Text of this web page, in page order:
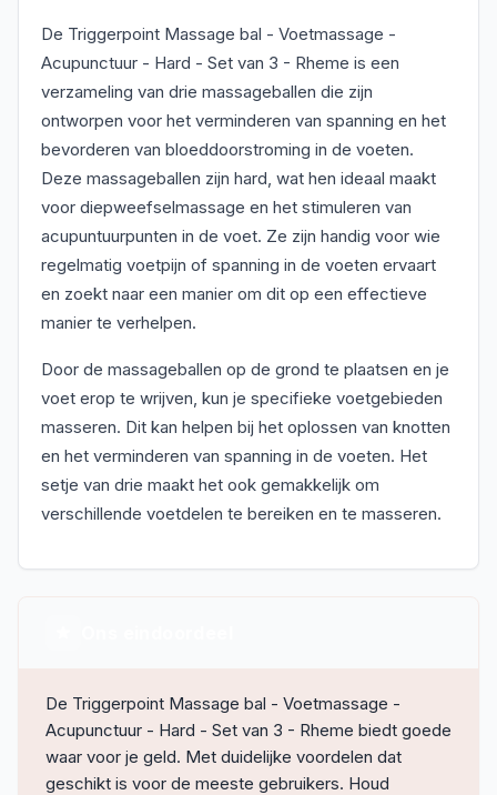
De Triggerpoint Massage bal - Voetmassage -
Acupunctuur - Hard - Set van 3 - Rheme is een
verzameling van drie massageballen die zijn
ontworpen voor het verminderen van spanning en het
bevorderen van bloeddoorstroming in de voeten.
Deze massageballen zijn hard, wat hen ideaal maakt
voor diepweefselmassage en het stimuleren van
acupuntuurpunten in de voet. Ze zijn handig voor wie
regelmatig voetpijn of spanning in de voeten ervaart
en zoekt naar een manier om dit op een effectieve
manier te verhelpen.
Door de massageballen op de grond te plaatsen en je
voet erop te wrijven, kun je specifieke voetgebieden
masseren. Dit kan helpen bij het oplossen van knotten
en het verminderen van spanning in de voeten. Het
setje van drie maakt het ook gemakkelijk om
verschillende voetdelen te bereiken en te masseren.
De Triggerpoint Massage bal - Voetmassage -
Acupunctuur - Hard - Set van 3 - Rheme biedt goede
waar voor je geld. Met duidelijke voordelen dat
geschikt is voor de meeste gebruikers. Houd